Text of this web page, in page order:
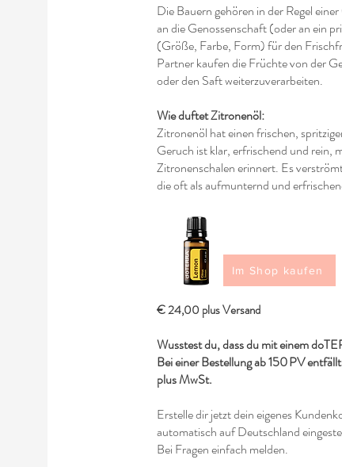
Die Bauern gehören in der Regel
an die Genossenschaft (oder an ein
(Größe, Farbe, Form) für den
Partner kaufen die Früchte von der
oder den Saft weiterzuverarbeiten.
Wie duftet Zitronenöl:
Zitronenöl hat einen frischen,
Geruch ist klar, erfrischend und rein,
Zitronenschalen erinnert. Es
die oft als aufmunternd und
Im Shop kaufen
€ 24,00 plus Versand
Wusstest du, dass du mit einem
Bei einer Bestellung ab 150 PV
plus MwSt.
Erstelle dir jetzt dein eigenes
automatisch auf Deutschland
Bei Fragen einfach melden.